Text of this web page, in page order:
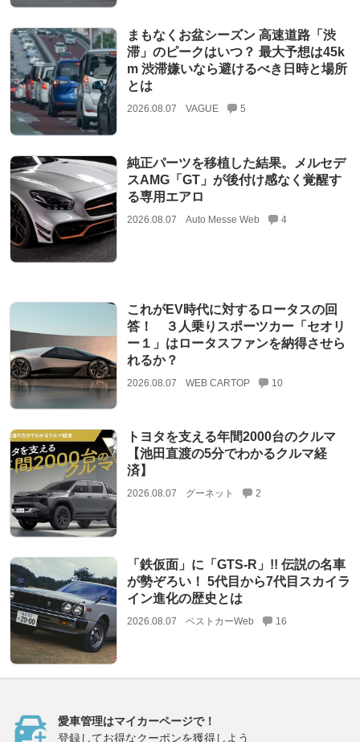
まもなくお盆シーズン 高速道路「渋
滞」のピークはいつ？ 最大予想は45k
m 渋滞嫌いなら避けるべき日時と場所
とは
2026.08.07 VAGUE 5
純正パーツを移植した結果。メルセデ
スAMG「GT」が後付け感なく覚醒す
る専用エアロ
2026.08.07 Auto Messe Web 4
これがEV時代に対するロータスの回
答！ ３人乗りスポーツカー「セオリ
ー１」はロータスファンを納得させら
れるか？
2026.08.07 WEB CARTOP 10
トヨタを支える年間2000台のクルマ
【池田直渡の5分でわかるクルマ経
済】
2026.08.07 グーネット 2
「鉄仮面」に「GTS-R」!! 伝説の名車
が勢ぞろい！ 5代目から7代目スカイラ
イン進化の歴史とは
2026.08.07 ベストカーWeb 16
愛車管理はマイカーページで！
登録してお得なクーポンを獲得しよう